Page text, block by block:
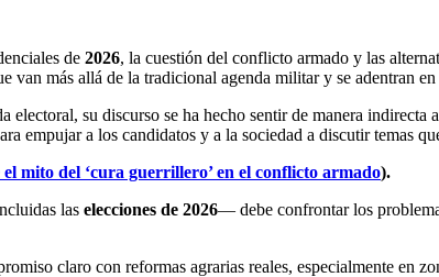
de 2026, la cuestión del conflicto armado y las
van más allá de la tradicional agenda militar y se adentran
electoral, su discurso se ha hecho sentir de manera
empujar a los candidatos y a la sociedad a discutir temas
mito del ‘cura guerrillero’ en el conflicto armado).
las elecciones de 2026— debe confrontar los
claro con reformas agrarias reales, especialmente en